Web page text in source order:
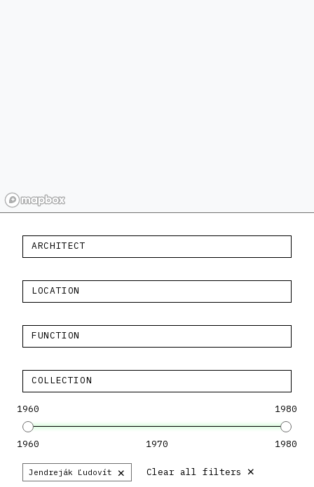
ARCHITECT
LOCATION
FUNCTION
COLLECTION
1960 1980
1960 1970 1980
Jendreják Ľudovít × Clear all filters ×